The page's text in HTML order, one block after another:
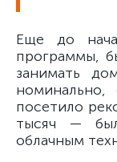
Еще до
программы,
занимать
посетило
тысяч —
облачным